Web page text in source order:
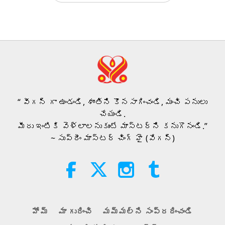
38:07
2026-08-05
నీటిపై ఇస్లామిక్ నీతి: హదీసుల
జ్ఞాన పదాలు 2026-08-05 259అభిప్రాయాలు
21:56
తీర్చిదిద్దే రోజువారీ అలవాట్లు
“ వీగన్ గా ఉండండి, శాంతిని కొనసాగించండి, మంచి పనులు
చేయండి.
మీరు ఇంటికి వెళ్లాలనుకుంటే మాస్టర్‌ని కనుగొనండి.”
~ సుప్రీం మాస్టర్ చింగ్ హై (వేగన్)
హోమ్ మా గురించి
మమ్మల్ని సంప్రదించండి